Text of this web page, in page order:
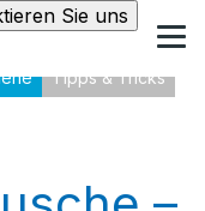
Sie uns
Tipps & Tricks